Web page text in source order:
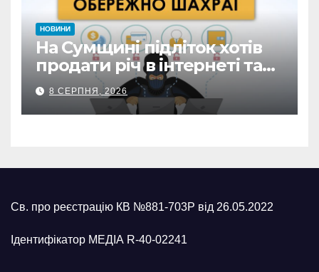
НОВИНИ
На Сумщині підліток хотів
продати річ в інтернеті та
втратив 39,2 тис. грн з
карток матері
8 СЕРПНЯ, 2026
Св. про реєстрацію КВ №881-703Р від 26.05.2022
Ідентифікатор МЕДІА R-40-02241